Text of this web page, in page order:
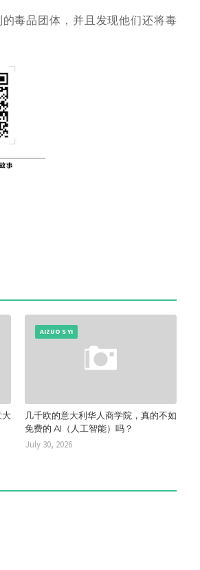
毒品团体，并且发现他们还将毒
大
AIZUO S YI
几千欧的意大利华人商学院，真的不如
免费的 AI（人工智能）吗？
July 30, 2026